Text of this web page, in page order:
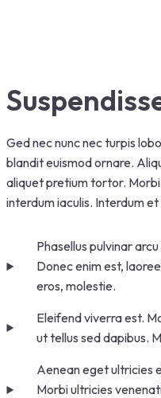
Ged nec nunc nec turpis
blandit euismod ornare.
aliquet pretium tortor. Morbi
interdum iaculis. Interdum
Phasellus pulvinar
Donec enim est,
eros, molestie.
Eleifend viverra est.
ut tellus sed dapibus.
Aenean eget ultricies
Morbi ultricies